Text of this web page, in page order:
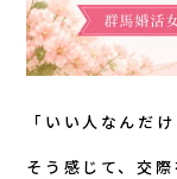
「いい人なんだ
そう感じて、交